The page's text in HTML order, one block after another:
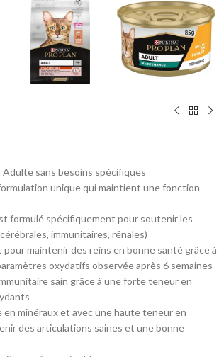
sans besoins spécifiques
unique qui maintient une fonction
formulé spécifiquement pour soutenir les
immunitaires, rénales)
maintenir des reins en bonne santé grâce à
oxydatifs observée après 6 semaines
sain grâce à une forte teneur en
minéraux et avec une haute teneur en
des articulations saines et une bonne